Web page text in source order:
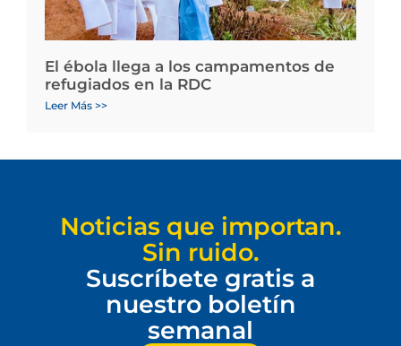
El ébola llega a los campamentos de
refugiados en la RDC
Leer Más >>
Noticias que importan.
Sin ruido.
Suscríbete gratis a
nuestro boletín
semanal